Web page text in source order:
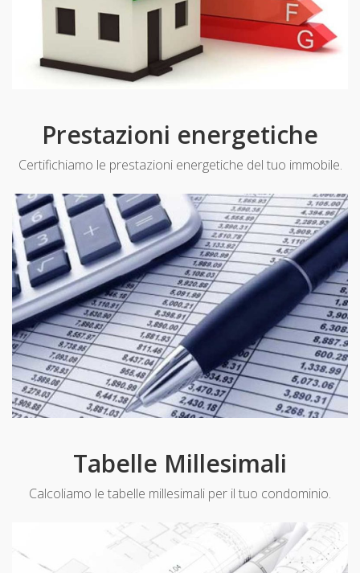
Prestazioni energetiche
Certifichiamo le prestazioni energetiche del tuo immobile.
Tabelle Millesimali
Calcoliamo le tabelle millesimali per il tuo condominio.